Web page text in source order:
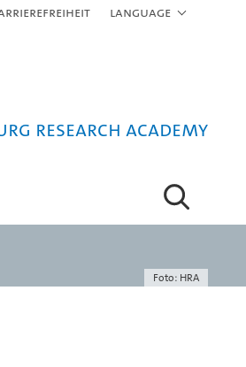
Language
Research Academy
Foto: HRA